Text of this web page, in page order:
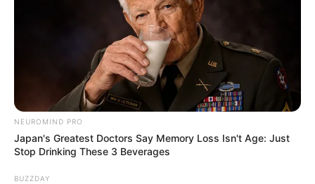
NEUROMIND PRO
Japan's Greatest Doctors Say Memory Loss Isn't Age: Just
Stop Drinking These 3 Beverages
BUZZDAY